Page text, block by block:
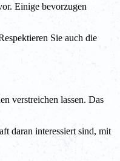
Einige bevorzugen
Sie auch die
verstreichen lassen. Das
daran interessiert sind, mit